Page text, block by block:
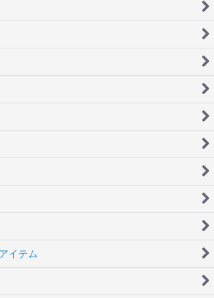
イテム